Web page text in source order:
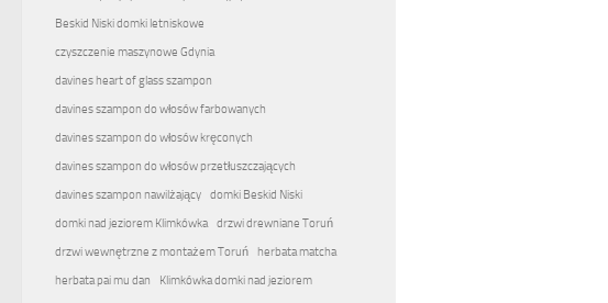
Beskid Niski domki letniskowe
czyszczenie maszynowe Gdynia
davines heart of glass szampon
davines szampon do włosów farbowanych
davines szampon do włosów kręconych
davines szampon do włosów przetłuszczających
davines szampon nawilżający
domki Beskid Niski
domki nad jeziorem Klimkówka
drzwi drewniane Toruń
drzwi wewnętrzne z montażem Toruń
herbata matcha
herbata pai mu dan
Klimkówka domki nad jeziorem